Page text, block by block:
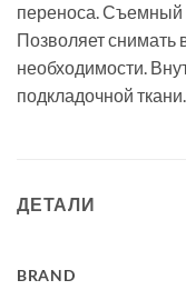
переноса. Съемный
Позволяет снимать
необходимости.
подкладочной ткани.
ДЕТАЛИ
BRAND